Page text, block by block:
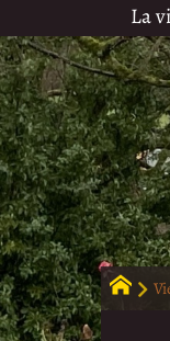
La